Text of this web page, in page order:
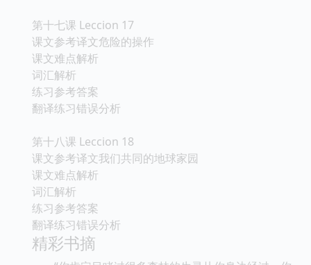
第十七课 Leccion 17
课文参考译文危险的操作
课文难点解析
词汇解析
练习参考答案
翻译练习错误分析
第十八课 Leccion 18
课文参考译文我们共同的地球家园
课文难点解析
词汇解析
练习参考答案
翻译练习错误分析
精彩书摘